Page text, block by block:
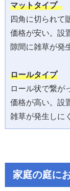
マットタイプ
四角に切られて
価格が安い。設
隙間に雑草が発
ロール状で繋が
価格が高い。設
雑草が発生しに
家庭の庭に